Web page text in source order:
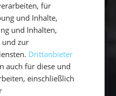
& Segel-Expertin
für
und Inhalte,
und Inhalten,
und zur
Drittanbieter
auch für diese und
einschließlich